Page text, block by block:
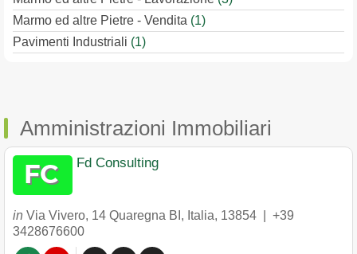
Marmo ed altre Pietre - Vendita (1)
Pavimenti Industriali (1)
Amministrazioni Immobiliari
Fd Consulting
in Via Vivero, 14 Quaregna BI, Italia, 13854
+39
3428676600